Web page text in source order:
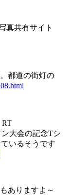
真共有サイト
都道の街灯の
RT
大会の記念Tシ
いるそうです
ありますよ～